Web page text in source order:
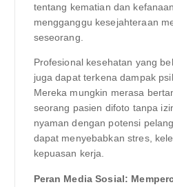
tentang kematian dan
mengganggu kesejahteraan
seseorang.
Profesional kesehatan yang
juga dapat terkena dampak
Mereka mungkin merasa
seorang pasien difoto tanpa
nyaman dengan potensi
dapat menyebabkan stres,
kepuasan kerja.
Peran Media Sosial: